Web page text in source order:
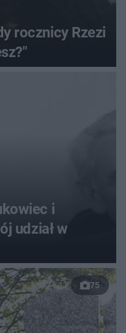
rocznicy Rzezi
i
udział w
75